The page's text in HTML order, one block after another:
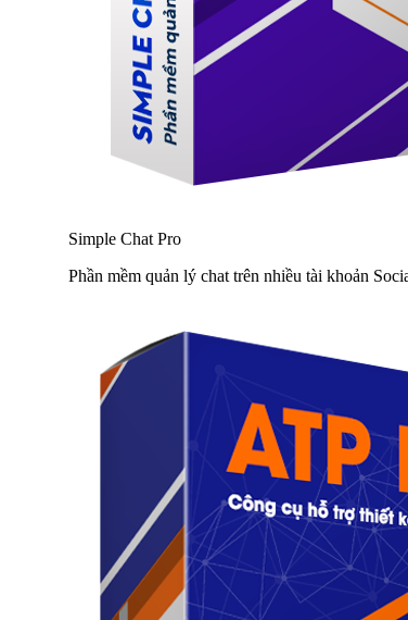
Simple Chat Pro
Phần mềm quản lý chat trên nhiều tài khoản